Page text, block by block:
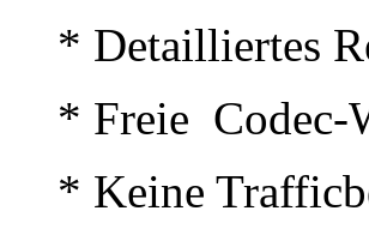
* Detailliertes
* Freie Codec-
* Keine